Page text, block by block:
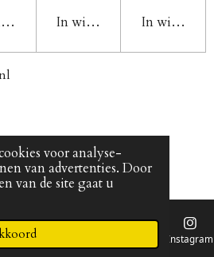
voor analyse-
van advertenties. Door
van de site gaat u
In winkelwagen
In
Instagram